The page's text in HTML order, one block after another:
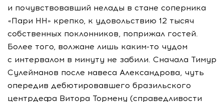
и почувствовавший нелады в стане соперника
«Пари НН» крепко, к удовольствию 12 тысяч
собственных поклонников, поприжал гостей.
Более того, волжане лишь каким-то чудом
с интервалом в минуту не забили. Сначала Тимур
Сулейманов после навеса Александрова, чуть
опередив дебютировавшего бразильского
центрдефа Витора Тормену (справедливости